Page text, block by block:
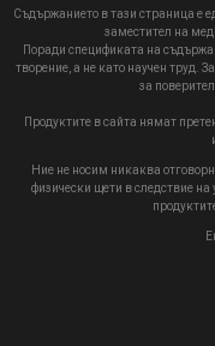
Съдържанието в тази страница е
заместител на
Поради спецификата на
творение, а не като научен труд.
за
Продуктите в сайта нямат
Ние не носим никаква
физически щети в следствие